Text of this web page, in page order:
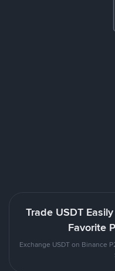
Trade USDT
Favorite
Exchange USDT on Binance